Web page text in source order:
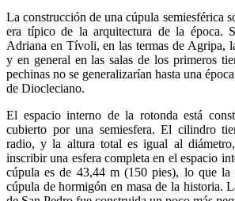
La construcción de una cúpula semiesférica
era típico de la arquitectura de la época.
Adriana en Tívoli, en las termas de Agripa,
y en general en las salas de los primeros
pechinas no se generalizarían hasta una
de Diocleciano.
El espacio interno de la rotonda está
cubierto por una semiesfera. El cilindro
radio, y la altura total es igual al
inscribir una esfera completa en el espacio
cúpula es de 43,44 m (150 pies), lo que la
cúpula de hormigón en masa de la historia.